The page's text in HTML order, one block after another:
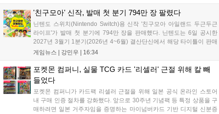
조하며 향후 무단 유출에 강경 대응할 방침입니다....
'친구모아' 신작, 발매 첫 분기 794만 장 팔렸다
닌텐도 스위치(Nintendo Switch)용 신작 '친구모아 아일랜드 두근두근
라이프'가 발매 첫 분기에 794만 장을 판매했다. 닌텐도는 6일 공시한
2027년 3월기 1분기(2026년 4~6월) 결산단신에서 해당 타이틀이 판매
를 크게 늘렸다고 밝혔다. 4월 16일 발매된 이 작품은 약 2개월 반 만에
게임뉴스 | 강민우 16:34
포켓몬 컴퍼니, 실물 TCG 카드 '리셀러' 근절 위해 칼 빼
들었다
포켓몬 컴퍼니가 카드팩 리셀러 근절을 위해 일본 공식 온라인 스토어
내 구매 인증 절차를 강화했다. 앞으로 30주년 기념팩 등 특정 상품을 구
매하려면 일본 거주자임을 증명하는 마이넘버카드 기반 디지털 신분증